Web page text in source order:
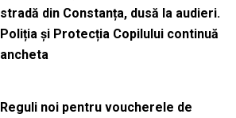
stradă din Constanța, dusă la audieri.
Poliția și Protecția Copilului continuă
ancheta
Reguli noi pentru voucherele de